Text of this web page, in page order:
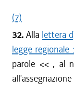
(7)
32.Alla lettera
legge
parole <<, al